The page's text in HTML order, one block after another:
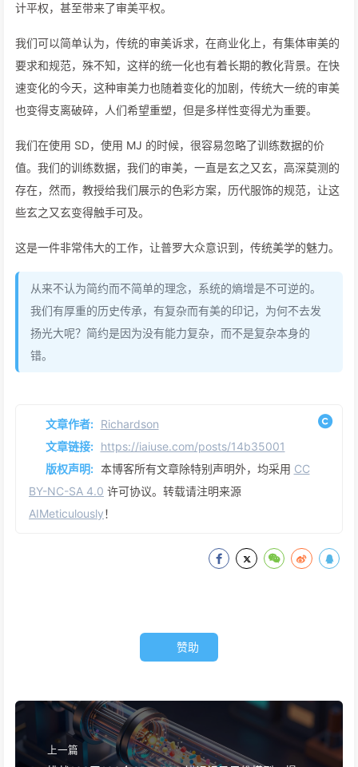
计平权，甚至带来了审美平权。
我们可以简单认为，传统的审美诉求，在商业化上，有集体审美的
要求和规范，殊不知，这样的统一化也有着长期的教化背景。在快
速变化的今天，这种审美力也随着变化的加剧，传统大一统的审美
也变得支离破碎，人们希望重塑，但是多样性变得尤为重要。
我们在使用 SD，使用 MJ 的时候，很容易忽略了训练数据的价
值。我们的训练数据，我们的审美，一直是玄之又玄，高深莫测的
存在，然而，教授给我们展示的色彩方案，历代服饰的规范，让这
些玄之又玄变得触手可及。
这是一件非常伟大的工作，让普罗大众意识到，传统美学的魅力。
从来不认为简约而不简单的理念，系统的熵增是不可逆的。
我们有厚重的历史传承，有复杂而有美的印记，为何不去发
扬光大呢？简约是因为没有能力复杂，而不是复杂本身的
错。
文章作者: Richardson
文章链接: https://iaiuse.com/posts/14b35001
版权声明: 本博客所有文章除特别声明外，均采用 CC
BY-NC-SA 4.0 许可协议。转载请注明来源
AIMeticulously！
赞助
上一篇